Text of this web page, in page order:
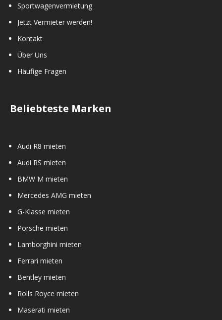
Sportwagenvermietung
Jetzt Vermieter werden!
Kontakt
Über Uns
Häufige Fragen
Beliebteste Marken
Audi R8 mieten
Audi RS mieten
BMW M mieten
Mercedes AMG mieten
G-Klasse mieten
Porsche mieten
Lamborghini mieten
Ferrari mieten
Bentley mieten
Rolls Royce mieten
Maserati mieten